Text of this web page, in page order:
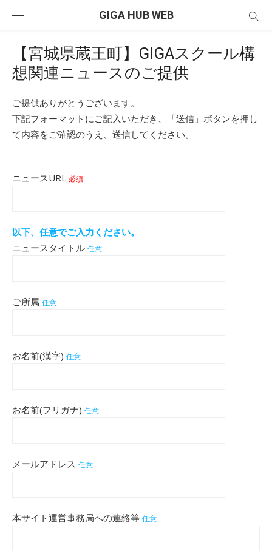
GIGA HUB WEB
【宮城県蔵王町】GIGAスクール構
想関連ニュースのご提供
ご提供ありがとうございます。
下記フォーマットにご記入いただき、「送信」ボタンを押し
て内容をご確認のうえ、送信してください。
ニュースURL 必須
以下、任意でご入力ください。
ニュースタイトル 任意
ご所属 任意
お名前(漢字) 任意
お名前(フリガナ) 任意
メールアドレス 任意
本サイト運営事務局への連絡等 任意